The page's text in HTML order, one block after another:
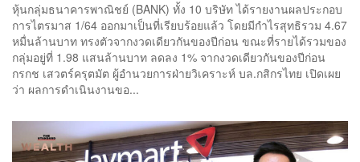
หุ้นกลุ่มธนาคารพาณิชย์ (BANK) ทั้ง 10 บริษัท ได้รายงานผลประกอบ
การไตรมาส 1/64 ออกมาเป็นที่เรียบร้อยแล้ว โดยมีกำไรสุทธิรวม 4.67
หมื่นล้านบาท ทรงตัวจากงวดเดียวกันของปีก่อน ขณะที่รายได้รวมของ
กลุ่มอยู่ที่ 1.98 แสนล้านบาท ลดลง 1% จากงวดเดียวกันของปีก่อน
กรกช เสวตร์ครุตมัต ผู้อำนวยการฝ่ายวิเคราะห์ บล.กสิกรไทย เปิดเผย
ว่า ผลการดำเนินงานขอ...